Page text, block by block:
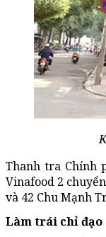
Thanh tra Chính
Vinafood 2
và 42 Chu Mạnh
Làm trái chỉ